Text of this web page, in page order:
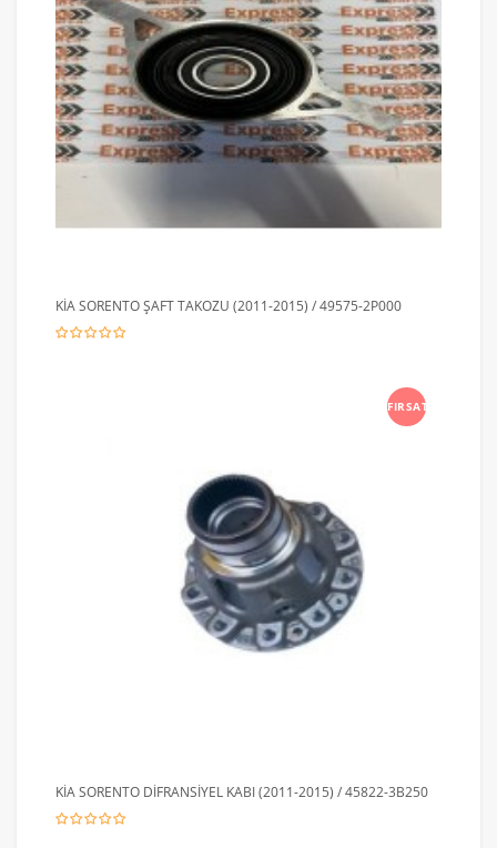
KİA SORENTO ŞAFT TAKOZU (2011-2015) / 49575-2P000
FIRSAT
KİA SORENTO DİFRANSİYEL KABI (2011-2015) / 45822-3B250